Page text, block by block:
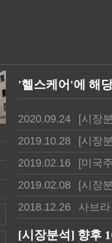
'헬스케어'에 해
2020.09.24
[시장
2019.10.28
[시장
2019.02.16
[미국
2019.02.08
[시장
2018.12.26
사브
[시장분석] 향후